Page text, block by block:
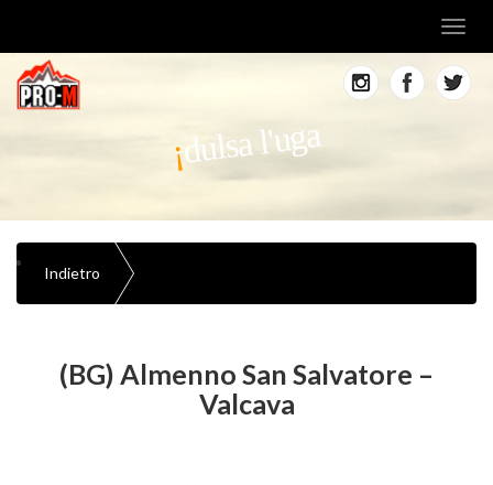
dulsa l'uga
Indietro
(BG) Almenno San Salvatore –
Valcava